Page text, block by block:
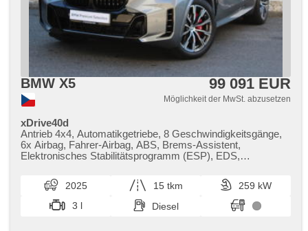
BMW X5 99 091 EUR
Möglichkeit der MwSt. abzusetzen
xDrive40d
Antrieb 4x4, Automatikgetriebe, 8 Geschwindigkeitsgänge,
6x Airbag, Fahrer-Airbag, ABS, Brems-Assistent,
Elektronisches Stabilitätsprogramm (ESP), EDS,
asistent stability přívěsu (TSA), Geschwindigkeitsregelung
von der Hang, asistent rozjezdu do kopce (HSA), ukazatel
rychlostního limitu (SLIF), Uhr Spur, Blind Spot Anzeige,
asistent jízdy v koloně, asistent změny jízdního pruhu,
2025 15 tkm
259 kW
3 l
Diesel